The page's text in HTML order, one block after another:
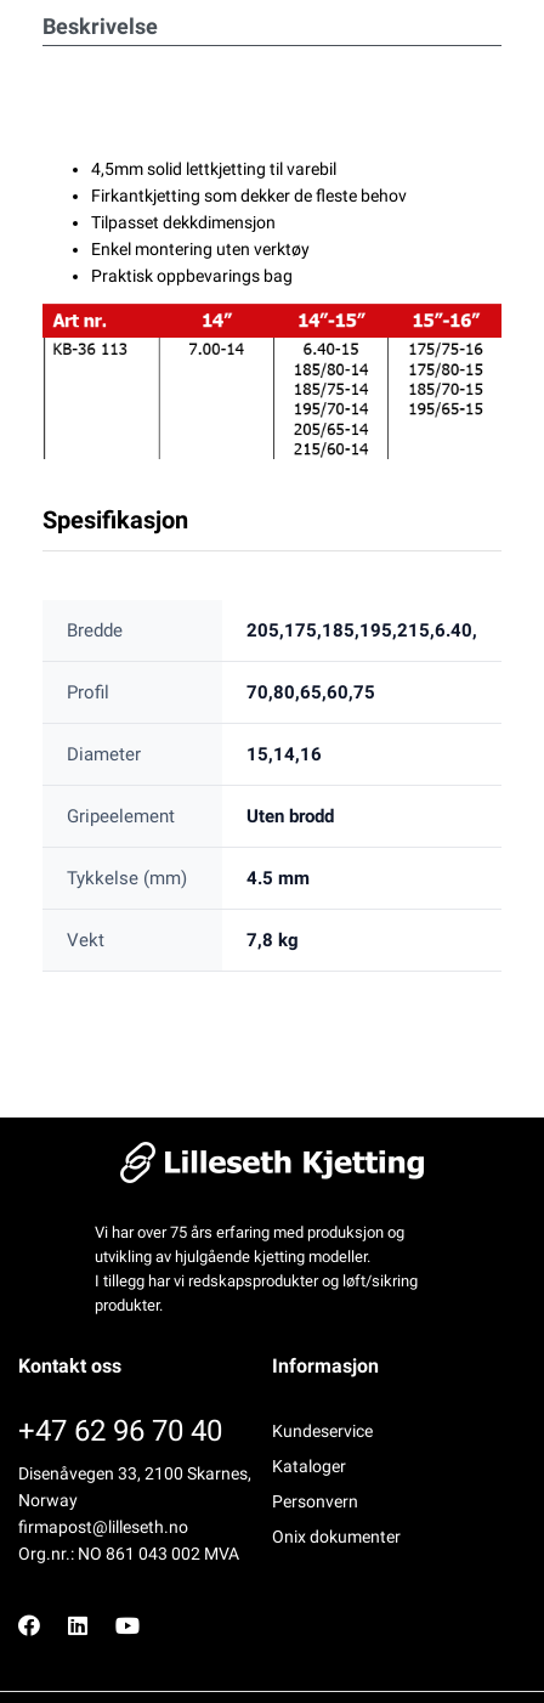
Beskrivelse
4,5mm solid lettkjetting til varebil
Firkantkjetting som dekker de fleste behov
Tilpasset dekkdimensjon
Enkel montering uten verktøy
Praktisk oppbevarings bag
Spesifikasjon
Bredde 205,175,185,195,215,6.40,
Profil 70,80,65,60,75
Diameter 15,14,16
Gripeelement Uten brodd
Tykkelse (mm) 4.5 mm
Vekt 7,8 kg
Vi har over 75 års erfaring med produksjon og
utvikling av hjulgående kjetting modeller.
I tillegg har vi redskapsprodukter og løft/sikring
produkter.
Kontakt oss
+47 62 96 70 40
Disenåvegen 33, 2100 Skarnes,
Norway
firmapost@lilleseth.no
Org.nr.: NO 861 043 002 MVA
Informasjon
Kundeservice
Kataloger
Personvern
Onix dokumenter